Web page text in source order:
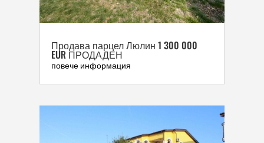
Продава парцел Люлин 1 300 000
EUR ПРОДАДЕН
повече информация